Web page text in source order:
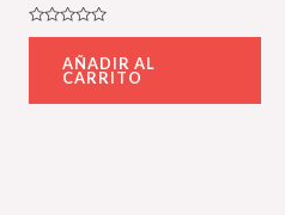
Valorado
AÑADIR AL
CARRITO